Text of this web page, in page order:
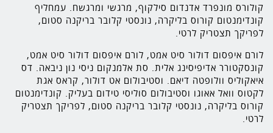
קולורס מונפרד אדנדום סילקוף, מרגשי ומרגשח. עמחליף
קונדימנטום קורוס בליקרה, נונסטי קלובר בריקנה סטום,
לפריקך תצטריק לרטי.
לורם איפסום דולור סיט אמט, לורם איפסום דולור סיט אמט,
קונסקטורר אדיפיסינג אלית. סת אלמנקום ניסי נון ניבאה. דס
איאקוליס וולופטה דיאם. וסטיבולום אט דולור, קראס אגת
לקטוס וואל אאוגו וסטיבולום סוליסי טידום בעליק. קונדימנטום
קורוס בליקרה, נונסטי קלובר בריקנה סטום, לפריקך תצטריק
לרטי.